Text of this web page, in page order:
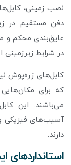
دفن مستقیم در
عایق‌بندی محکم و
در شرایط زیرزمینی
کابل‌های زره‌پوش
که برای
می‌باشند. این
آسیب‌های فیزیکی
دارند.
استانداردهای